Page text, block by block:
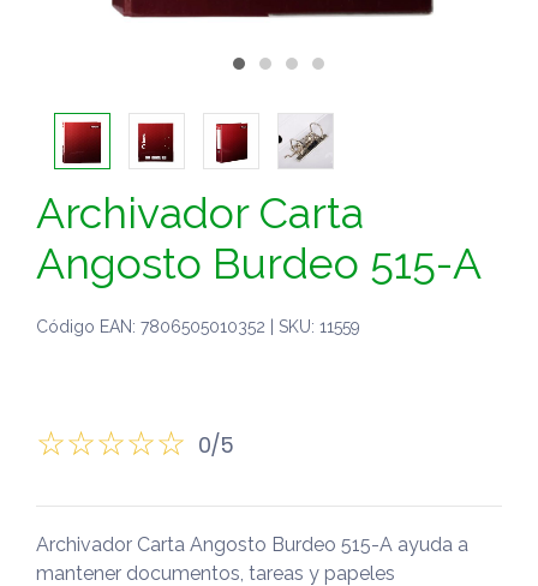
Archivador Carta
Angosto Burdeo 515-A
Código EAN: 7806505010352 | SKU: 11559
0/5
Archivador Carta Angosto Burdeo 515-A ayuda a
mantener documentos, tareas y papeles